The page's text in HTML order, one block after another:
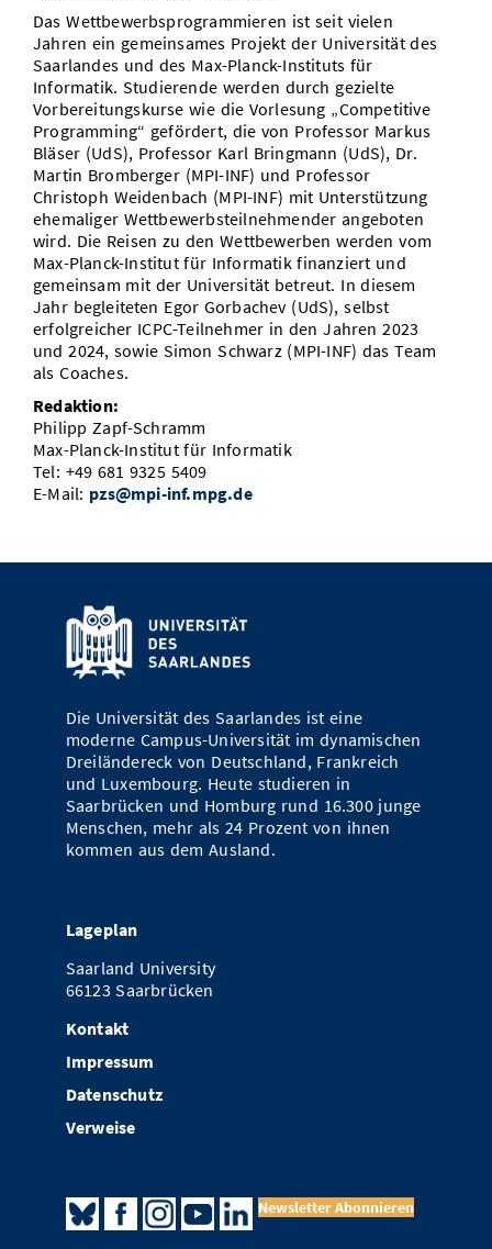
Das Wettbewerbsprogrammieren ist seit vielen
Jahren ein gemeinsames Projekt der Universität des
Saarlandes und des Max-Planck-Instituts für
Informatik. Studierende werden durch gezielte
Vorbereitungskurse wie die Vorlesung „Competitive
Programming“ gefördert, die von Professor Markus
Bläser (UdS), Professor Karl Bringmann (UdS), Dr.
Martin Bromberger (MPI-INF) und Professor
Christoph Weidenbach (MPI-INF) mit Unterstützung
ehemaliger Wettbewerbsteilnehmender angeboten
wird. Die Reisen zu den Wettbewerben werden vom
Max-Planck-Institut für Informatik finanziert und
gemeinsam mit der Universität betreut. In diesem
Jahr begleiteten Egor Gorbachev (UdS), selbst
erfolgreicher ICPC-Teilnehmer in den Jahren 2023
und 2024, sowie Simon Schwarz (MPI-INF) das Team
als Coaches.
Redaktion:
Philipp Zapf-Schramm
Max-Planck-Institut für Informatik
Tel: +49 681 9325 5409
E-Mail: pzs@mpi-inf.mpg.de
Die Universität des Saarlandes ist eine
moderne Campus-Universität im dynamischen
Dreiländereck von Deutschland, Frankreich
und Luxembourg. Heute studieren in
Saarbrücken und Homburg rund 16.300 junge
Menschen, mehr als 24 Prozent von ihnen
kommen aus dem Ausland.
Lageplan
Saarland University
66123 Saarbrücken
Kontakt
Impressum
Datenschutz
Verweise
Newsletter Abonnieren